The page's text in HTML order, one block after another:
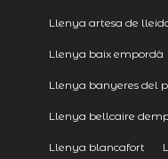
Llenya artesa de
Llenya baix empordà
Llenya banyeres del
Llenya bellcaire
Llenya blancafort